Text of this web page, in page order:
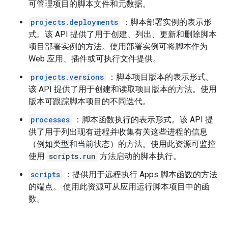
可管理项目的脚本文件和元数据。
projects.deployments
：脚本部署实例的表示形
式。该 API 提供了用于创建、列出、更新和删除脚本
项目部署实例的方法。使用部署实例可将脚本作为
Web 应用、插件或可执行文件提供。
projects.versions
：脚本项目版本的表示形式。
该 API 提供了用于创建和读取项目版本的方法。使用
版本可跟踪脚本项目的不同迭代。
processes
：脚本函数执行的表示形式。该 API 提
供了用于列出现有进程并收集有关这些进程的信息
（例如类型和当前状态）的方法。使用此资源可监控
使用 scripts.run 方法启动的脚本执行。
scripts
：提供用于远程执行 Apps 脚本函数的方法
的端点。 使用此资源可从应用运行脚本项目中的函
数。